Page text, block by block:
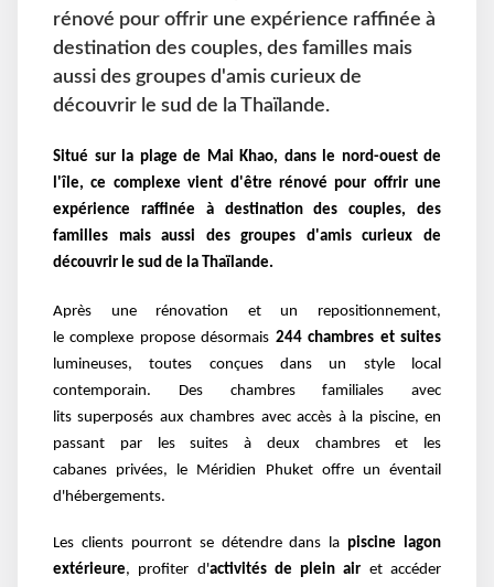
rénové pour offrir une expérience raffinée à
destination des couples, des familles mais
aussi des groupes d'amis curieux de
découvrir le sud de la Thaïlande.
Situé sur la plage de Mai Khao, dans le nord-ouest de
l'île, ce complexe vient d'être rénové pour offrir une
expérience raffinée à destination des couples, des
familles mais aussi des groupes d'amiscurieux de
découvrir le sud de la Thaïlande.
Après une rénovation et un repositionnement,
lecomplexe propose désormais 244chambres et suites
lumineuses, toutes conçues dans un style local
contemporain. Des chambres familiales avec
litssuperposés aux chambres avec accès à la piscine, en
passant par les suites à deux chambres et les
cabanes privées, le Méridien Phuket offre unéventail
d'hébergements.
Les clients pourront se détendre dans lapiscine lagon
extérieure, profiter d'activités de plein air etaccéder